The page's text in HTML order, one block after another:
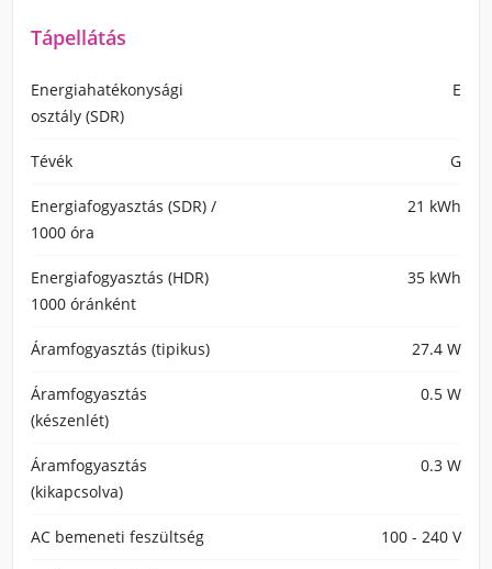
Tápellátás
Energiahatékonysági
osztály (SDR)
E
Tévék G
Energiafogyasztás (SDR) /
1000 óra
21 kWh
Energiafogyasztás (HDR)
1000 óránként
35 kWh
Áramfogyasztás (tipikus) 27.4 W
Áramfogyasztás
(készenlét)
0.5 W
Áramfogyasztás
(kikapcsolva)
0.3 W
AC bemeneti feszültség 100 - 240 V